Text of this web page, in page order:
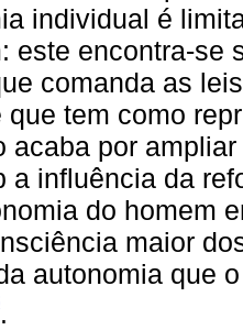
individual é
este encontra-se
comanda as
que tem como
acaba por
a influência da
do homem
maior
autonomia que
.